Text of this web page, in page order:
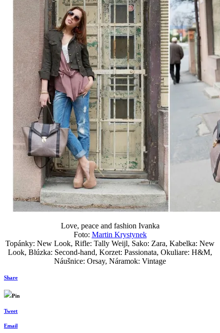
Love, peace and fashion Ivanka
Foto: Martin Krystynek
Topánky: New Look, Rifle: Tally Weijl, Sako: Zara, Kabelka: New
Look, Blúzka: Second-hand, Korzet: Passionata, Okuliare: H&M,
Náušnice: Orsay, Náramok: Vintage
Share
Pin
Tweet
Email